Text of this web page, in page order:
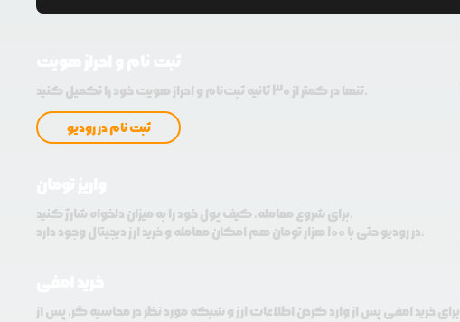
تنها در کمتر از 30 ثانیه ثبت‌نام و احراز هویت خود را تکمیل کنید.
ثبت نام در رودیو
برای شروع معامله، کیف پول خود را به میزان دلخواه شارژ کنید.
در رودیو حتی با 100 هزار تومان هم امکان معامله و خرید ارز دیجیتال وجود دارد.
برای خرید امفی پس از وارد کردن اطلاعات ارز و شبکه مورد نظر در محاسبه گر، پس از